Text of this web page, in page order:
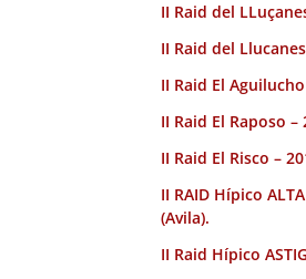
II Raid del
II Raid del
II Raid El
II Raid El Raposo –
II Raid El Risco –
II RAID Hípico
(Avila).
II Raid Hípico